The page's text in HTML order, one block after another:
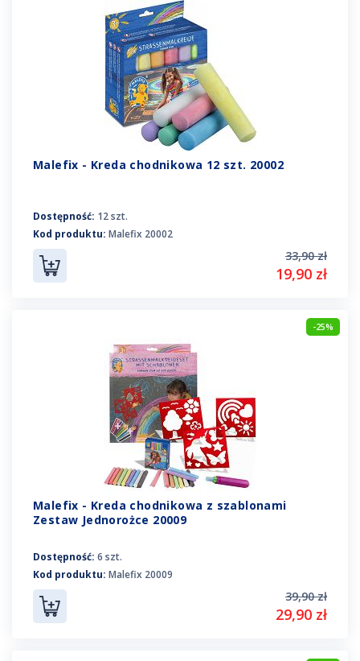
Malefix - Kreda chodnikowa 12 szt. 20002
Dostępność: 12 szt.
Kod produktu: Malefix 20002
33,90 zł
19,90 zł
-25%
Malefix - Kreda chodnikowa z szablonami
Zestaw Jednorożce 20009
Dostępność: 6 szt.
Kod produktu: Malefix 20009
39,90 zł
29,90 zł